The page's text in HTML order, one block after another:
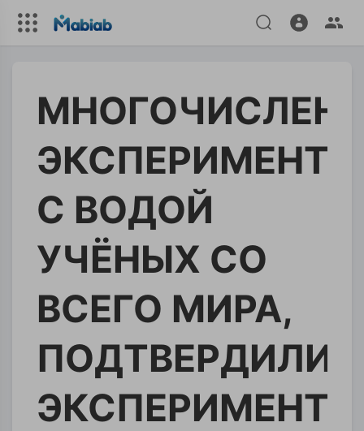
ЭКСПЕРИМЕНТЫ
С ВОДОЙ
УЧЁНЫХ СО
ВСЕГО МИРА,
ПОДТВЕРДИЛИ
ЭКСПЕРИМЕНТЫ